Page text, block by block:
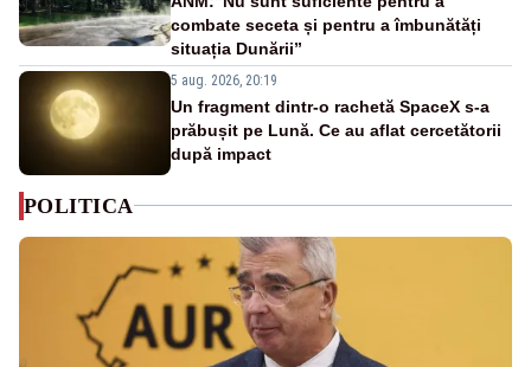
combate seceta și pentru a îmbunătăți
situația Dunării”
5 aug. 2026, 20:19
Un fragment dintr-o rachetă SpaceX s-a
prăbușit pe Lună. Ce au aflat cercetătorii
după impact
POLITICA